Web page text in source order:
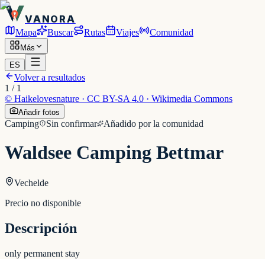
VANORA
Mapa Buscar Rutas Viajes Comunidad
Más
ES
Volver a resultados
1 / 1
© Haikelovesnature · CC BY-SA 4.0 · Wikimedia Commons
Añadir fotos
Camping Sin confirmar Añadido por la comunidad
Waldsee Camping Bettmar
Vechelde
Precio no disponible
Descripción
only permanent stay